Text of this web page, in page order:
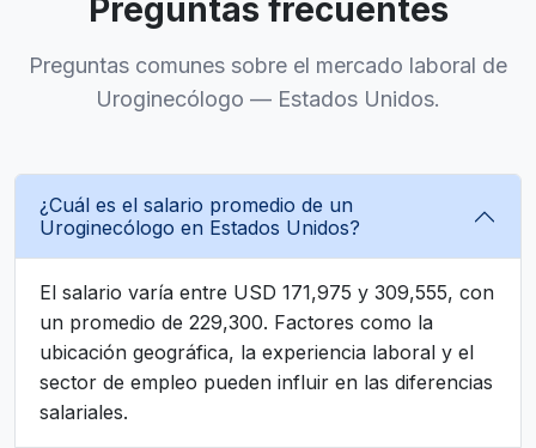
Preguntas frecuentes
Preguntas comunes sobre el mercado laboral de
Uroginecólogo — Estados Unidos.
¿Cuál es el salario promedio de un
Uroginecólogo en Estados Unidos?
El salario varía entre USD 171,975 y 309,555, con
un promedio de 229,300. Factores como la
ubicación geográfica, la experiencia laboral y el
sector de empleo pueden influir en las diferencias
salariales.